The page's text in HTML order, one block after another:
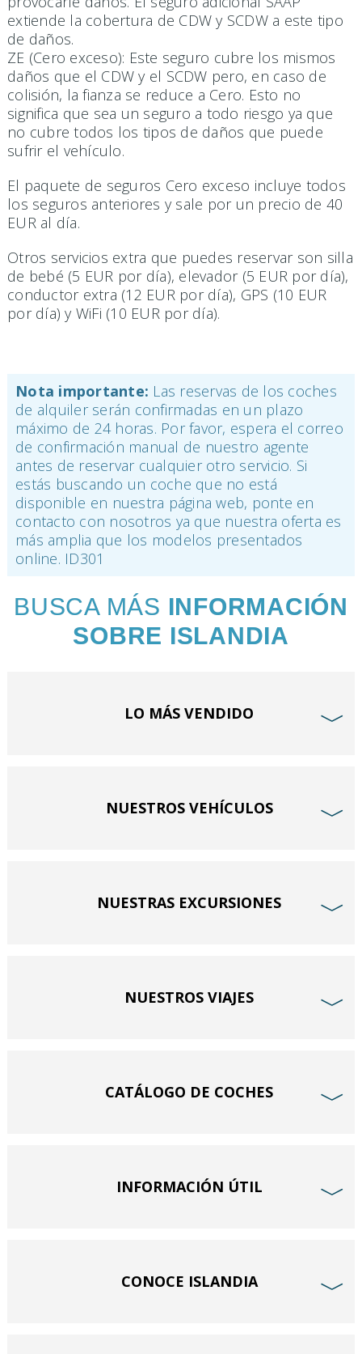
extiende la cobertura de CDW y SCDW a este tipo
de daños.
ZE (Cero exceso): Este seguro cubre los mismos
daños que el CDW y el SCDW pero, en caso de
colisión, la fianza se reduce a Cero. Esto no
significa que sea un seguro a todo riesgo ya que
no cubre todos los tipos de daños que puede
sufrir el vehículo.
El paquete de seguros Cero exceso incluye todos
los seguros anteriores y sale por un precio de 40
EUR al día.
Otros servicios extra que puedes reservar son silla
de bebé (5 EUR por día), elevador (5 EUR por día),
conductor extra (12 EUR por día), GPS (10 EUR
por día) y WiFi (10 EUR por día).
Nota importante: Las reservas de los coches
de alquiler serán confirmadas en un plazo
máximo de 24 horas. Por favor, espera el correo
de confirmación manual de nuestro agente
antes de reservar cualquier otro servicio. Si
estás buscando un coche que no está
disponible en nuestra página web, ponte en
contacto con nosotros ya que nuestra oferta es
más amplia que los modelos presentados
online. ID301
BUSCA MÁS INFORMACIÓN
SOBRE ISLANDIA
LO MÁS VENDIDO ﹀
NUESTROS VEHÍCULOS ﹀
NUESTRAS EXCURSIONES ﹀
NUESTROS VIAJES ﹀
CATÁLOGO DE COCHES ﹀
INFORMACIÓN ÚTIL ﹀
CONOCE ISLANDIA ﹀